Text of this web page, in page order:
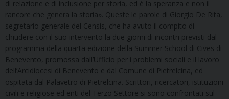
di relazione e di inclusione per storia, ed è la speranza e non il
rancore che genera la storia». Queste le parole di Giorgio De Rita,
segretario generale del Censis, che ha avuto il compito di
chiudere con il suo intervento la due giorni di incontri previsti dal
programma della quarta edizione della Summer School di Cives di
Benevento, promossa dall’Ufficio per i problemi sociali e il lavoro
dell’Arcidiocesi di Benevento e dal Comune di Pietrelcina, ed
ospitata dal Palavetro di Pietrelcina. Scrittori, ricercatori, istituzioni
civili e religiose ed enti del Terzo Settore si sono confrontati sul